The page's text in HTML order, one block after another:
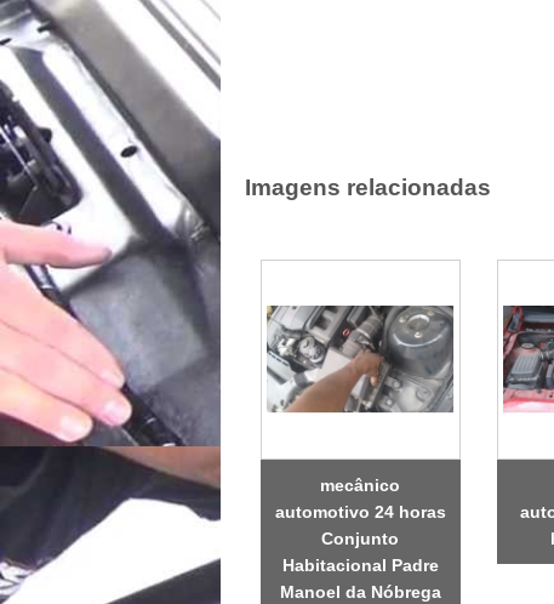
Imagens relacionadas
mecânico
automotivo 24 horas
Conjunto
Habitacional Padre
Manoel da Nóbrega